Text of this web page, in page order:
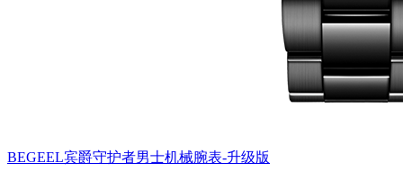
BEGEEL宾爵守护者男士机械腕表-升级版